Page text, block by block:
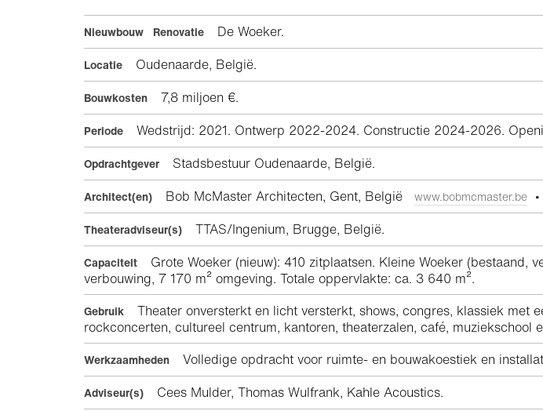
Nieuwbouw Renovatie De Woeker.
Locatie Oudenaarde, België.
Bouwkosten 7,8 miljoen €.
Periode Wedstrijd: 2021. Ontwerp 2022-2024. Constructie 2024-2026.
Opdrachtgever Stadsbestuur Oudenaarde, België.
Architect(en) Bob McMaster Architecten, Gent, België www.bobmcmaster.be
Theateradviseur(s)
TTAS/Ingenium, Brugge, België.
Capaciteit
Grote Woeker (nieuw): 410 zitplaatsen. Kleine Woeker (bestaand,
verbouwing, 7 170 m² omgeving. Totale oppervlakte: ca. 3 640 m².
Gebruik
Theater onversterkt en licht versterkt, shows, congres, klassiek met
rockconcerten, cultureel centrum, kantoren, theaterzalen, café, muziekschool
Werkzaamheden Volledige opdracht voor ruimte- en bouwakoestiek en
Adviseur(s) Cees Mulder, Thomas Wulfrank, Kahle Acoustics.